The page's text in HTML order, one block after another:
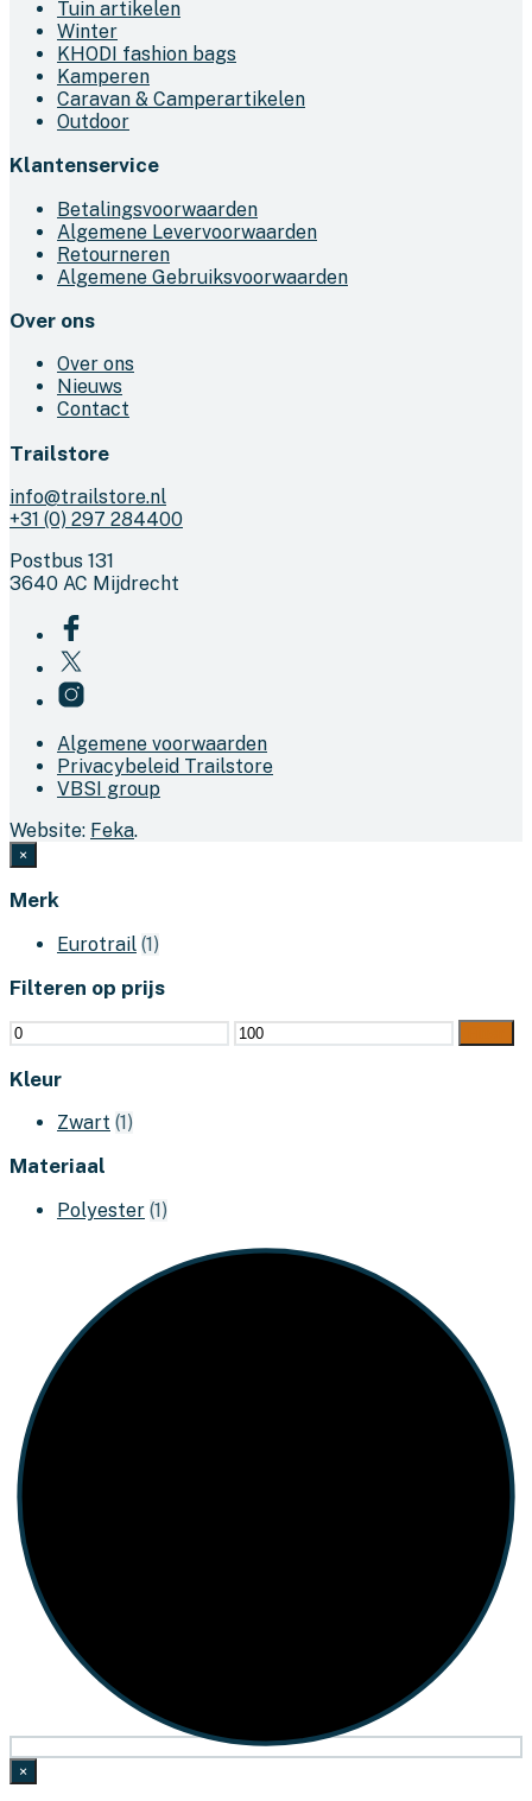
Tuin artikelen
Winter
KHODI fashion bags
Kamperen
Caravan & Camperartikelen
Outdoor
Klantenservice
Betalingsvoorwaarden
Algemene Levervoorwaarden
Retourneren
Algemene Gebruiksvoorwaarden
Over ons
Over ons
Nieuws
Contact
Trailstore
info@trailstore.nl
+31 (0) 297 284400
Postbus 131
3640 AC Mijdrecht
Algemene voorwaarden
Privacybeleid Trailstore
VBSI group
Website: Feka.
×
Merk
Eurotrail (1)
Filteren op prijs
Min.
prijs
Max.
prijs
Kleur
Zwart (1)
Materiaal
Polyester (1)
×